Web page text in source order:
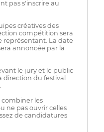
pas s'inscrire au
créatives des
compétition sera
représentant. La date
annoncée par la
le jury et le public
direction du festival
combiner les
ne pas ouvrir celles
de candidatures